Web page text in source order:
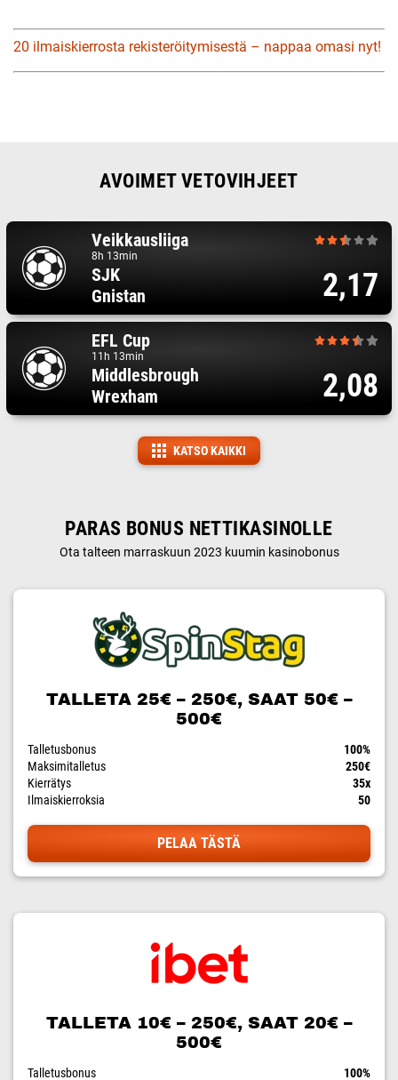
20 ilmaiskierrosta rekisteröitymisestä – nappaa omasi nyt!
AVOIMET VETOVIHJEET
Veikkausliiga
8h 13min
SJK
Gnistan
2,17
EFL Cup
11h 13min
Middlesbrough
Wrexham
2,08
KATSO KAIKKI
PARAS BONUS NETTIKASINOLLE
Ota talteen marraskuun 2023 kuumin kasinobonus
TALLETA 25€ – 250€, SAAT 50€ –
500€
Talletusbonus
100%
Maksimitalletus
250€
Kierrätys
35x
Ilmaiskierroksia
50
PELAA TÄSTÄ
TALLETA 10€ – 250€, SAAT 20€ –
500€
Talletusbonus 100%